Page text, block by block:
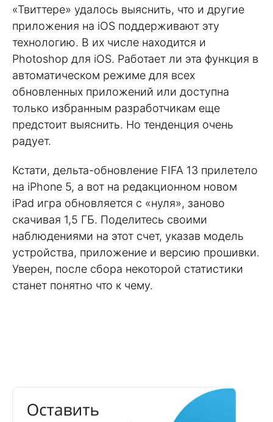
«Твиттере» удалось выяснить, что и другие
приложения на iOS поддерживают эту
технологию. В их числе находится и
Photoshop для iOS. Работает ли эта функция в
автоматическом режиме для всех
обновленных приложений или доступна
только избранным разработчикам еще
предстоит выяснить. Но тенденция очень
радует.
Кстати, дельта-обновление FIFA 13 прилетело
на iPhone 5, а вот на редакционном новом
iPad игра обновляется с «нуля», заново
скачивая 1,5 ГБ. Поделитесь своими
наблюдениями на этот счет, указав модель
устройства, приложение и версию прошивки.
Уверен, после сбора некоторой статистики
станет понятно что к чему.